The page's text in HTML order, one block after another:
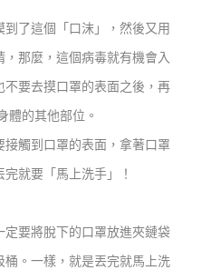
了這個「口沫」，然後又用
那麼，這個病毒就有機會入
要去摸口罩的表面之後，再
體的其他部位。
觸到口罩的表面，拿著口罩
就要「馬上洗手」！
要將脫下的口罩放進夾鏈袋
。一樣，就是丟完就馬上洗